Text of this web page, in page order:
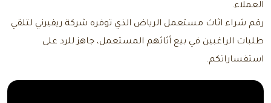
العملاء.
رقم شراء اثاث مستعمل الرياض الذي توفره شركة ريفيرني لتلقي
طلبات الراغبين في بيع أثاثهم المستعمل، جاهز للرد على
استفساراتكم.